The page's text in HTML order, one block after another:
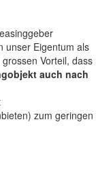
unser Eigentum als
Vorteil, dass
auch nach
zum geringen